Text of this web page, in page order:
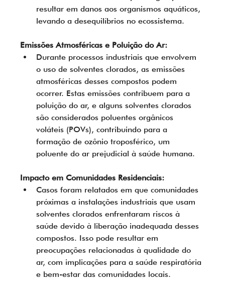
resultar em danos aos organismos aquáticos,
levando a desequilíbrios no ecossistema.
Emissões Atmosféricas e Poluição do Ar:
Durante processos industriais que envolvem
o uso de solventes clorados, as emissões
atmosféricas desses compostos podem
ocorrer. Estas emissões contribuem para a
poluição do ar, e alguns solventes clorados
são considerados poluentes orgânicos
voláteis (POVs), contribuindo para a
formação de ozônio troposférico, um
poluente do ar prejudicial à saúde humana.
Impacto em Comunidades Residenciais:
Casos foram relatados em que comunidades
próximas a instalações industriais que usam
solventes clorados enfrentaram riscos à
saúde devido à liberação inadequada desses
compostos. Isso pode resultar em
preocupações relacionadas à qualidade do
ar, com implicações para a saúde respiratória
e bem-estar das comunidades locais.